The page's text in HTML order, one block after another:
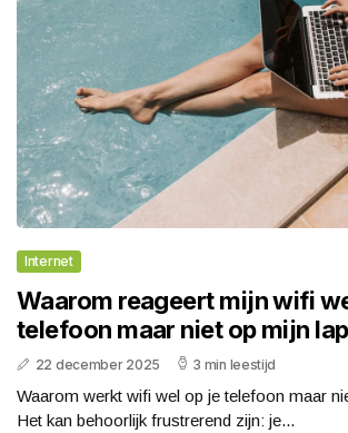
Internet
Waarom reageert mijn wifi
telefoon maar niet op mijn
22 december 2025 3 min leestijd
Waarom werkt wifi wel op je telefoon maar
Het kan behoorlijk frustrerend zijn: je...